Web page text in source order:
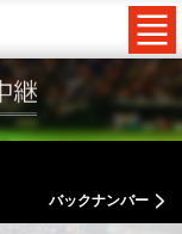
バックナンバー